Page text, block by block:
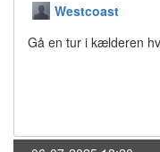
Westcoast
Gå en tur i kælderen